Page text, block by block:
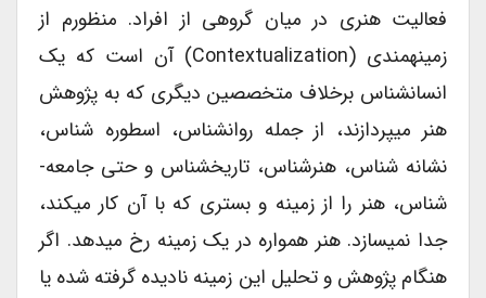
فعالیت هنری در میان گروهی از افراد. منظورم از
زمینه­مندی (contextualization) آن است که یک
انسان­شناس برخلاف متخصصین دیگری که به پژوهش
هنر می­پردازند، از جمله روان­شناس، اسطوره­ شناس،
نشانه­ شناس، هنرشناس، تاریخ­شناس و حتی جامعه­
شناس، هنر را از زمینه و بستری که با آن کار می­کند،
جدا نمی­سازد. هنر همواره در یک زمینه رخ می­دهد. اگر
هنگام پژوهش و تحلیل این زمینه نادیده گرفته شده یا